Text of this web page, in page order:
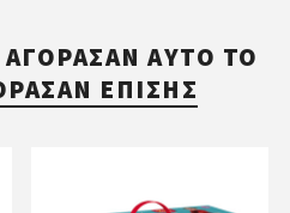
ΑΥΤΌ ΤΟ
ΕΠΊΣΗΣ